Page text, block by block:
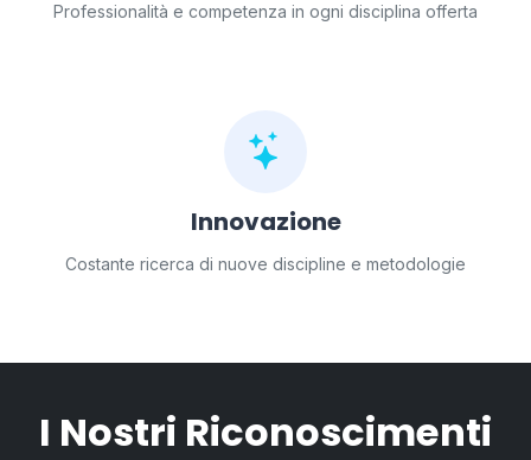
Professionalità e competenza in ogni disciplina offerta
Innovazione
Costante ricerca di nuove discipline e metodologie
I Nostri Riconoscimenti